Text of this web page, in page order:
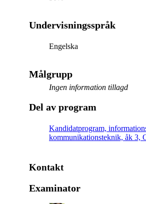
Undervisningsspråk
Engelska
Målgrupp
Ingen information tillagd
Del av program
Kandidatprogram,
kommunikationsteknik, åk 3,
Kontakt
Examinator